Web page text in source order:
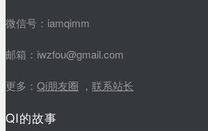
微信号：iamqimm
邮箱：iwzfou@gmail.com
更多： Qi朋友圈 ， 联系站长
QI的故事